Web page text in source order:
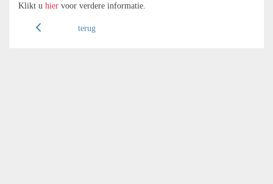
Klikt u hier voor verdere informatie.
terug